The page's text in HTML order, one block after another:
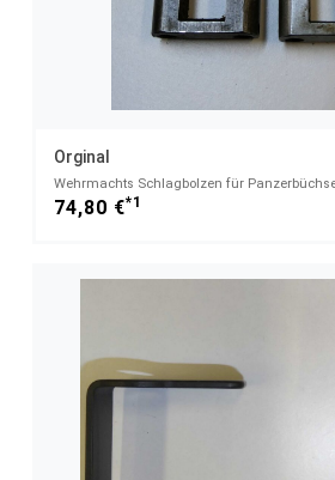
Orginal
74,80 €*1